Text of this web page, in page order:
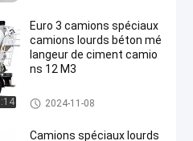
Euro 3 camions spéciaux
camions lourds béton mé
langeur de ciment camio
ns 12 M3
Camions spéciaux
2024-11-08
Camions spéciaux lourds